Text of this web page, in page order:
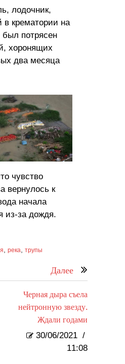
лодочник,
крематории на
был потрясен
хоронящих
два месяца
чувство
вернулось к
начала
из-за дождя.
река трупы
Далее
Черная дыра съела
нейтронную звезду.
Ждали годами
30/06/2021 /
11:08